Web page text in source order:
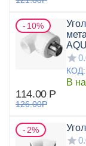
10%
КОД:
В
114.00 Р
126.00Р
2%